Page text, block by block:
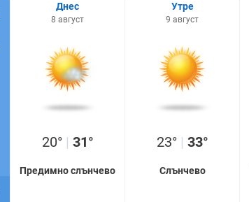
Днес
8 август
20° | 31°
Предимно слънчево
Утре
9 август
23° | 33°
Слънчево